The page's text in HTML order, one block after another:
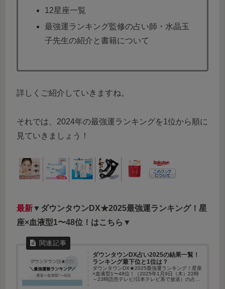
12星座一覧
最強運ランキング監修の占い師・水晶玉
子先生の紹介と書籍について
詳しくご紹介していきますね。
それでは、2024年の最強運ランキングを1位から順に
見ていきましょう！
最新▼ダウンタウンDX★2025最強運ランキング！星
座×血液型1〜48位！はこちら▼
ダウンタウンDX占い2025の結果一覧！
ランキング最下位と1位は？
ダウンタウンDX★2025最強運ランキング！星座
×血液型1〜48位！（2025年1月9日（木）22時
～23時読売テレビ/日本テレビ系で放送）の占い